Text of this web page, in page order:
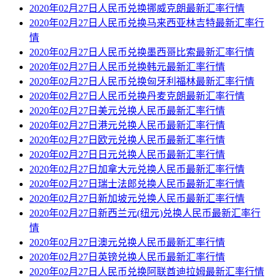
2020年02月27日人民币兑换挪威克朗最新汇率行情
2020年02月27日人民币兑换马来西亚林吉特最新汇率行
情
2020年02月27日人民币兑换墨西哥比索最新汇率行情
2020年02月27日人民币兑换韩元最新汇率行情
2020年02月27日人民币兑换匈牙利福林最新汇率行情
2020年02月27日人民币兑换丹麦克朗最新汇率行情
2020年02月27日美元兑换人民币最新汇率行情
2020年02月27日港元兑换人民币最新汇率行情
2020年02月27日欧元兑换人民币最新汇率行情
2020年02月27日日元兑换人民币最新汇率行情
2020年02月27日加拿大元兑换人民币最新汇率行情
2020年02月27日瑞士法郎兑换人民币最新汇率行情
2020年02月27日新加坡元兑换人民币最新汇率行情
2020年02月27日新西兰元(纽元)兑换人民币最新汇率行
情
2020年02月27日澳元兑换人民币最新汇率行情
2020年02月27日英镑兑换人民币最新汇率行情
2020年02月27日人民币兑换阿联酋迪拉姆最新汇率行情